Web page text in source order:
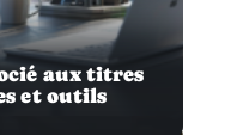
aux titres
et outils